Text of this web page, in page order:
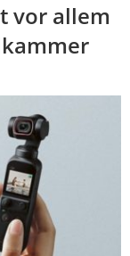
vor allem